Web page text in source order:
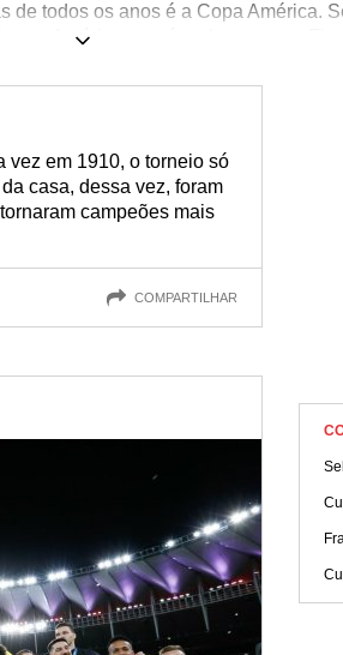
de todos os anos é a Copa América.
as Américas, está no lugar certo.
Copa América e compartilhe-os com
futebol e, principalmente, por esse
vez em 1910, o torneio só
casa, dessa vez, foram
campeões mais
COMPARTILHAR